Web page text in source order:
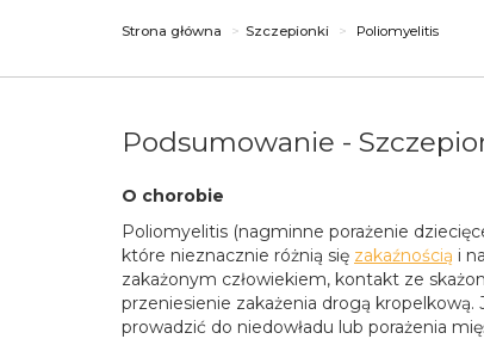
Strona główna Szczepionki Poliomyelitis
Podsumowanie -
O chorobie
Poliomyelitis (nagminne porażenie
które nieznacznie różnią się zakaźnością i
zakażonym człowiekiem, kontakt ze
przeniesienie zakażenia drogą
prowadzić do niedowładu lub porażenia